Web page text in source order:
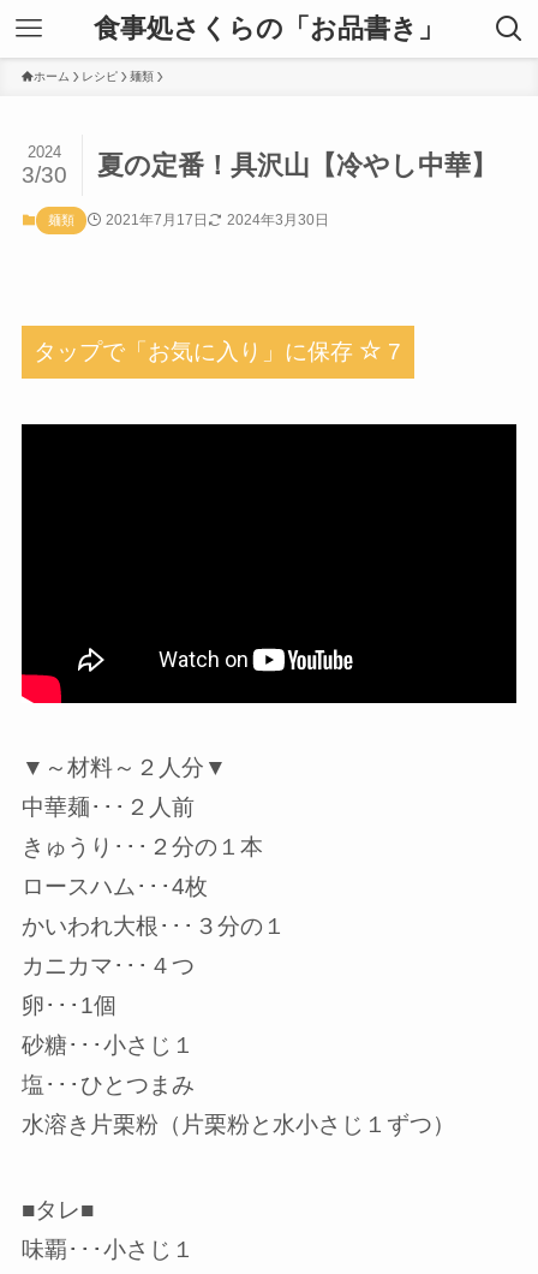
食事処さくらの「お品書き」
ホーム レシピ 麺類
夏の定番！具沢山【冷やし中華】
2024
3/30
麺類 2021年7月17日 2024年3月30日
タップで「お気に入り」に保存 7
▼～材料～２人分▼
中華麺･･･２人前
きゅうり･･･２分の１本
ロースハム･･･4枚
かいわれ大根･･･３分の１
カニカマ･･･４つ
卵･･･1個
砂糖･･･小さじ１
塩･･･ひとつまみ
水溶き片栗粉（片栗粉と水小さじ１ずつ）
■タレ■
味覇･･･小さじ１